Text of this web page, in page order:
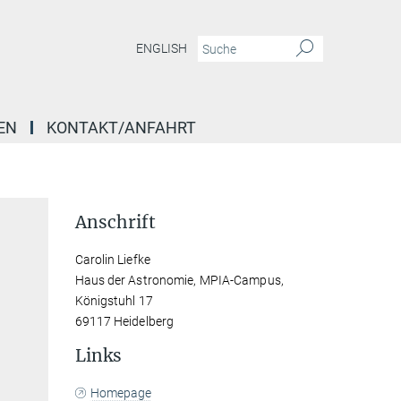
ENGLISH
KONTAKT/ANFAHRT
Anschrift
Carolin Liefke
Haus der Astronomie, MPIA-Campus,
Königstuhl 17
69117 Heidelberg
Links
Homepage